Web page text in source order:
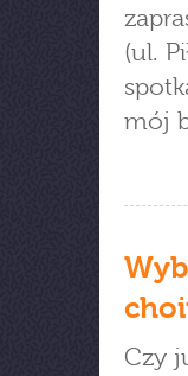
(ul.
mój
Czy